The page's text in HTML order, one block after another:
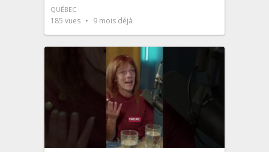
QUÉBEC
185 vues 9 mois déjà